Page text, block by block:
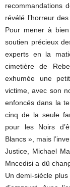
recommandations
révélé l’horreur
Pour mener à
soutien précieux
experts en la
cimetière de
exhumée une
victime, avec son
enfoncés dans la
cinq de la seule
pour les Noirs
Blancs », mais
Justice, Michael
Mncedisi a dû
Un demi-siècle